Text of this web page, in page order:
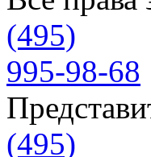
(495)
995-98-68
(495)